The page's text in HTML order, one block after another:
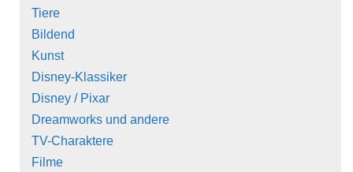
Tiere
Bildend
Kunst
Disney-Klassiker
Disney / Pixar
Dreamworks und andere
TV-Charaktere
Filme